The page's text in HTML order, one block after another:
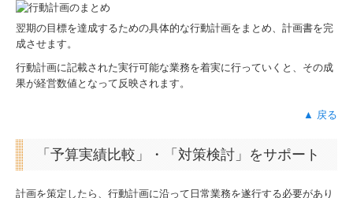
翌期の目標を達成するための具体的な行動計画をまとめ、計画書を完
成させます。
行動計画に記載された実行可能な業務を着実に行っていくと、その成
果が経営数値となって反映されます。
▲ 戻る
「予算実績比較」・「対策検討」をサポート
計画を策定したら、行動計画に沿って日常業務を遂行する必要があり